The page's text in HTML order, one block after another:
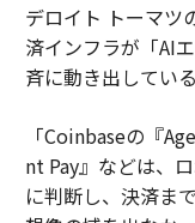
デロイト トーマツ
済インフラが「AI
斉に動き出してい
「Coinbaseの『
nt Pay』などは、
に判断し、決済ま